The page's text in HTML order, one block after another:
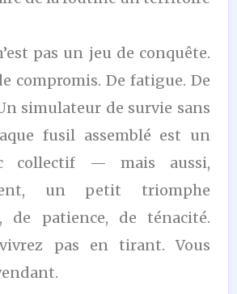
pas un jeu de conquête.
compromis. De fatigue. De
simulateur de survie sans
fusil assemblé est un
collectif — mais aussi,
un petit triomphe
de patience, de ténacité.
pas en tirant. Vous